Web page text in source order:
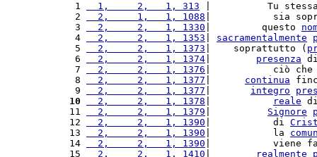
1
  1,     2,   1, 313
|          Tu
2
  2,     1,   1, 1088
|           sia
3
  2,     2,   1, 1330
|         questo
4
  2,     2,   1, 1353
sacramentalmente
5
  2,     2,   1, 1373
|    soprattutto (
6
  2,     2,   1, 1374
presenza
7
  2,     2,   1, 1376
|           ciò che
8
  2,     2,   1, 1377
continua
9
  2,     2,   1, 1377
integro
10
  2,     2,   1, 1378
reale
11
  2,     2,   1, 1379
Signore
12
  2,     2,   1, 1390
|           di
13
  2,     2,   1, 1390
|           la
14
  2,     2,   1, 1390
|           viene
15
  2,     2,   1, 1410
realmente